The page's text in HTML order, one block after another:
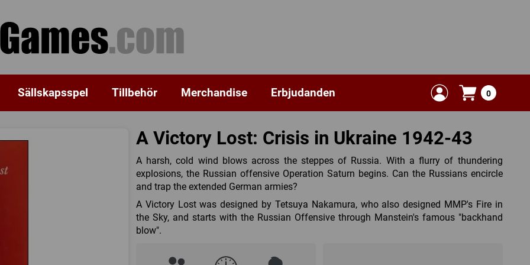
Sällskapsspel Tillbehör Merchandise Erbjudanden 0
A Victory Lost: Crisis in Ukraine 1942-43
A harsh, cold wind blows across the steppes of Russia. With a flurry of thundering
explosions, the Russian offensive Operation Saturn begins. Can the Russians encircle
and trap the extended German armies?
A Victory Lost was designed by Tetsuya Nakamura, who also designed MMP's Fire in
the Sky, and starts with the Russian Offensive through Manstein's famous "backhand
blow".